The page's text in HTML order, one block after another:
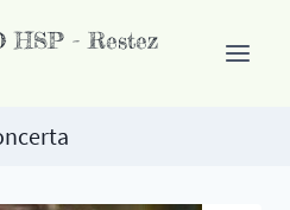
HSP - Restez